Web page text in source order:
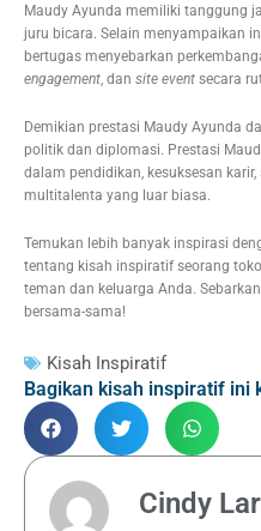
Maudy Ayunda memiliki tanggung
juru bicara. Selain menyampaikan
bertugas menyebarkan
engagement, dan site event secara
Demikian prestasi Maudy Ayunda
politik dan diplomasi. Prestasi
dalam pendidikan, kesuksesan
multitalenta yang luar biasa.
Temukan lebih banyak inspirasi
tentang kisah inspiratif seorang
teman dan keluarga Anda.
bersama-sama!
Kisah Inspiratif
Bagikan kisah inspiratif ini
Cindy